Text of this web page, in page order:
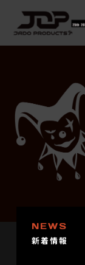
NEWS
新着情報